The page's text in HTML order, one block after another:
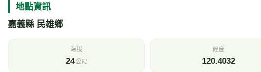
地點資訊
嘉義縣 民雄鄉
海拔
24公尺
經度
120.4032